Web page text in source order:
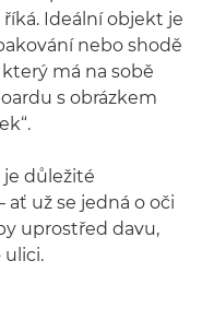
Ideální objekt je
nebo shodě
má na sobě
s obrázkem
je důležité
ať už se jedná o oči
uprostřed davu,
ulici.